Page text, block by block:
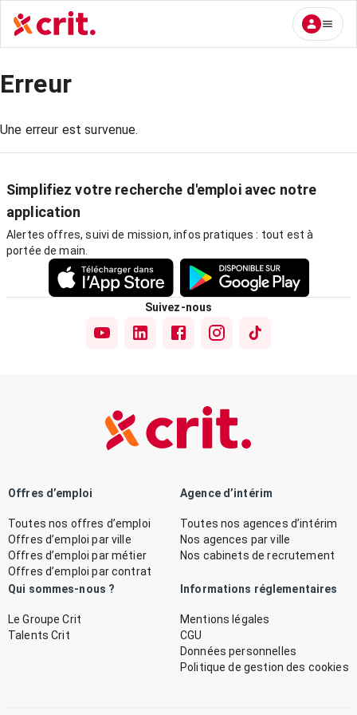
Erreur
Une erreur est survenue.
Simplifiez votre recherche d'emploi avec notre
application
Alertes offres, suivi de mission, infos pratiques : tout est à
portée de main.
Suivez-nous
Offres d’emploi
Toutes nos offres d’emploi
Offres d’emploi par ville
Offres d’emploi par métier
Offres d’emploi par contrat
Agence d’intérim
Toutes nos agences d’intérim
Nos agences par ville
Nos cabinets de recrutement
Qui sommes-nous ?
Le Groupe Crit
Talents Crit
Informations réglementaires
Mentions légales
CGU
Données personnelles
Politique de gestion des cookies